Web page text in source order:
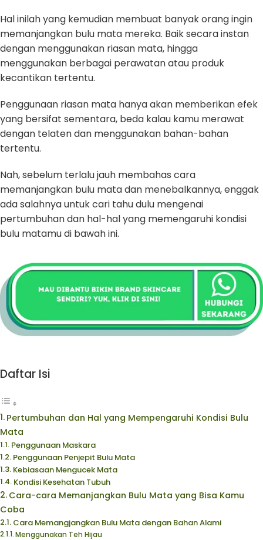
Hal inilah yang kemudian membuat banyak orang ingin
memanjangkan bulu mata mereka. Baik secara instan
dengan menggunakan riasan mata, hingga
menggunakan berbagai perawatan atau produk
kecantikan tertentu.
Penggunaan riasan mata hanya akan memberikan efek
yang bersifat sementara, beda kalau kamu merawat
dengan telaten dan menggunakan bahan-bahan
tertentu.
Nah, sebelum terlalu jauh membahas cara
memanjangkan bulu mata dan menebalkannya, enggak
ada salahnya untuk cari tahu dulu mengenai
pertumbuhan dan hal-hal yang memengaruhi kondisi
bulu matamu di bawah ini.
Daftar Isi
Pertumbuhan dan Hal yang Mempengaruhi Kondisi Bulu
Mata
Penggunaan Maskara
Penggunaan Penjepit Bulu Mata
Kebiasaan Mengucek Mata
Kondisi Kesehatan Tubuh
Cara-cara Memanjangkan Bulu Mata yang Bisa Kamu
Coba
Cara Memangjangkan Bulu Mata dengan Bahan Alami
Menggunakan Teh Hijau